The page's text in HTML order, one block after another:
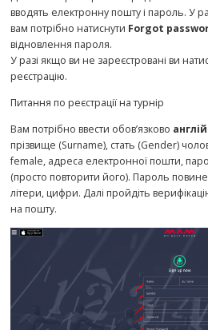
вводять електронну пошту і пароль. У
вам потрібно натиснути Forgot
відновлення пароля.
У разі якщо ви не зареєстровані ви
реєстрацію.
Питання по реєстрації на турнір
Вам потрібно ввести обов’язково
прізвище (Surname), стать (Gender)
female, адреса електронної пошти,
(просто повторити його). Пароль
літери, цифри. Далі пройдіть
на пошту.